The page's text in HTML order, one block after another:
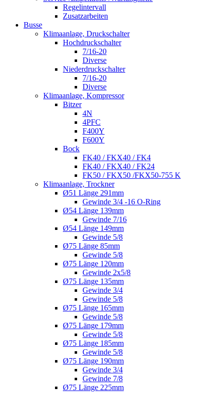
Regelintervall
Zusatzarbeiten
Busse
Klimaanlage, Druckschalter
Hochdruckschalter
7/16-20
Diverse
Niederdruckschalter
7/16-20
Diverse
Klimaanlage, Kompressor
Bitzer
4N
4PFC
F400Y
F600Y
Bock
FK40 / FKX40 / FK4
FK40 / FKX40 / FK24
FK50 / FKX50 /FKX50-755 K
Klimaanlage, Trockner
Ø51 Länge 291mm
Gewinde 3/4 -16 O-Ring
Ø54 Länge 139mm
Gewinde 7/16
Ø54 Länge 149mm
Gewinde 5/8
Ø75 Länge 85mm
Gewinde 5/8
Ø75 Länge 120mm
Gewinde 2x5/8
Ø75 Länge 135mm
Gewinde 3/4
Gewinde 5/8
Ø75 Länge 165mm
Gewinde 5/8
Ø75 Länge 179mm
Gewinde 5/8
Ø75 Länge 185mm
Gewinde 5/8
Ø75 Länge 190mm
Gewinde 3/4
Gewinde 7/8
Ø75 Länge 225mm